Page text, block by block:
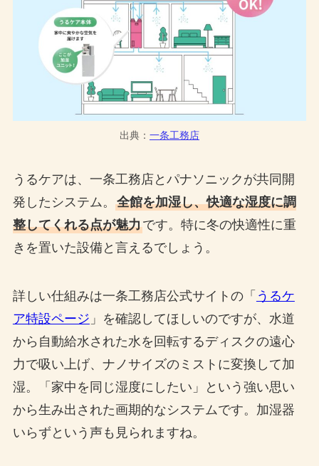
出典： 一条工務店
うるケアは、一条工務店とパナソニックが共同開
発したシステム。 全館を加湿し、快適な湿度に調
整してくれる点が魅力です。特に冬の快適性に重
きを置いた設備と言えるでしょう。
詳しい仕組みは一条工務店公式サイトの「 うるケ
ア特設ページ 」を確認してほしいのですが、水道
から自動給水された水を回転するディスクの遠心
力で吸い上げ、ナノサイズのミストに変換して加
湿。「家中を同じ湿度にしたい」という強い思い
から生み出された画期的なシステムです。加湿器
いらずという声も見られますね。